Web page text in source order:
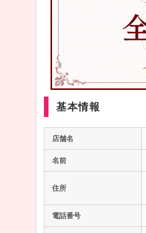
基本情報
店舗名
名前
住所
電話番号